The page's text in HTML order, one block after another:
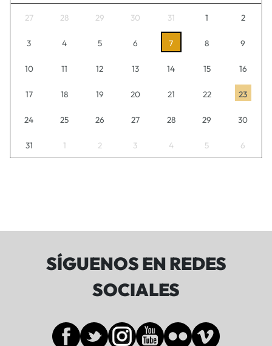
27 28 29 30 31 1 2
3 4 5 6 7 8 9
10 11 12 13 14 15 16
17 18 19 20 21 22 23
24 25 26 27 28 29 30
31 1 2 3 4 5 6
SÍGUENOS EN REDES
SOCIALES